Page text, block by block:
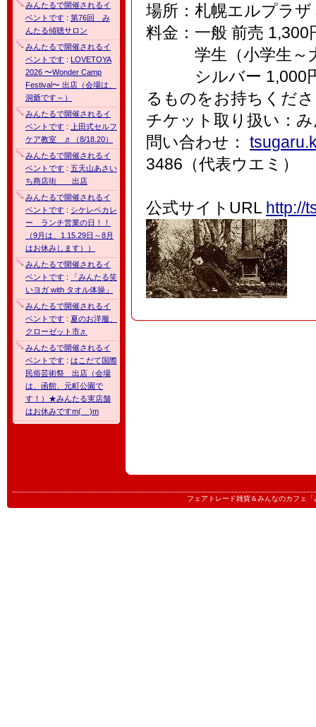
みんたるで開催されるイ
ベントです : 第76回 み
んたる傾聴サロン
みんたるで開催されるイ
ベントです : LOVETOYA
2026 〜Wonder Camp
Festival〜 出店（会場は、
洞爺です～）
みんたるで開催されるイ
ベントです :
上田式セルフ
ケア教室 ♬（8/18.20）
みんたるで開催されるイ
ベントです : 五天山あさい
ち商店街 出店
みんたるで開催されるイ
ベントです : シケレベカレ
ー ランチ営業の日！！
（9月は、1.15.29日～8月
はお休みします））
みんたるで開催されるイ
ベントです :
「みんたる笑
いヨガ with タオル体操」
みんたるで開催されるイ
ベントです : 夏のお洋服、
クローゼット市♬
みんたるで開催されるイ
ベントです : はこだて国際
民俗芸術祭 出店（会場
は、函館、元町公園で
す！）★みんたる実店舗
はお休みですm(__)m
場所：札幌エルプラ
料金：一般 前売 1,300
学生（小学生～大
シルバー 1,000円
るものをお持ちくだ
チケット取り扱い：
問い合わせ：
3486（代表ウエミ）
公式サイトURL http://
フェアトレード雑貨＆みんなのカフェ